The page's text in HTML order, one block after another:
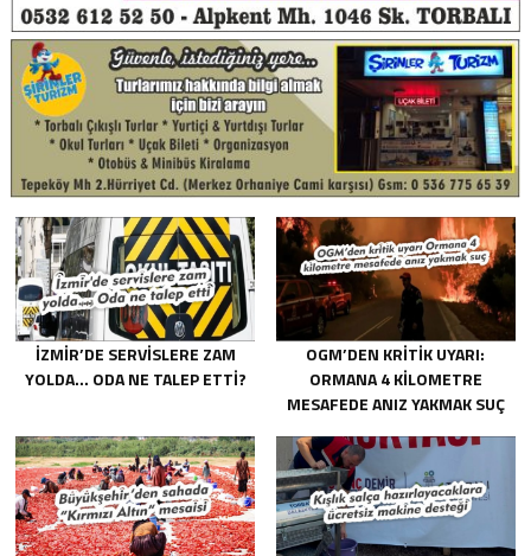
İZMIR’DE SERVISLERE ZAM
YOLDA… ODA NE TALEP ETTI?
OGM’DEN KRITIK UYARI:
ORMANA 4 KILOMETRE
MESAFEDE ANIZ YAKMAK SUÇ